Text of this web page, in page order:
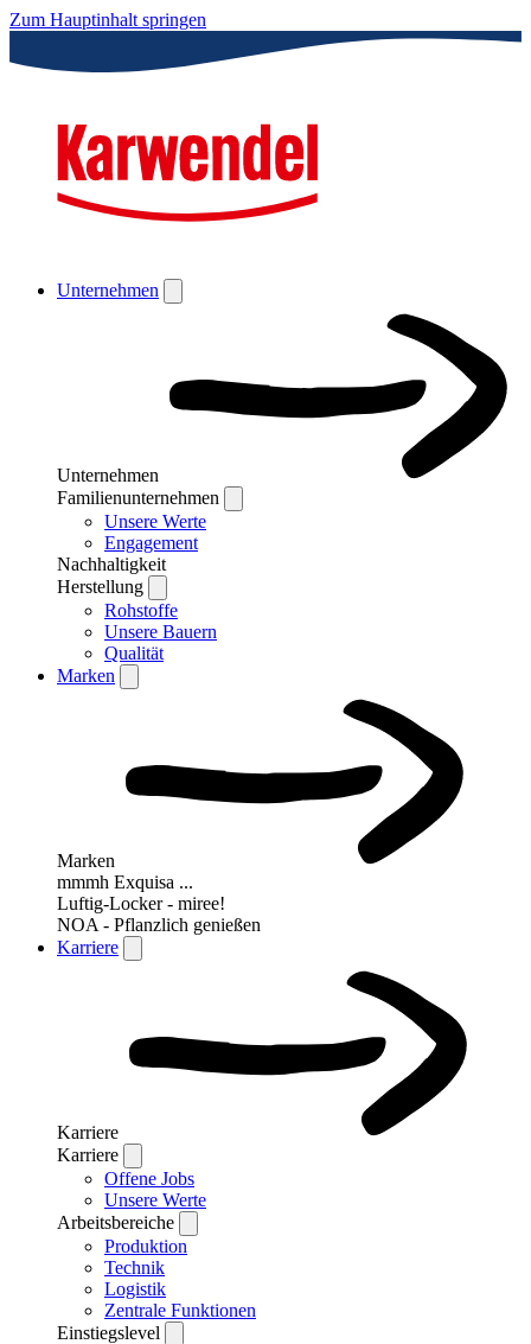
Zum Hauptinhalt springen
Unternehmen
Unternehmen
Familienunternehmen
Unsere Werte
Engagement
Nachhaltigkeit
Herstellung
Rohstoffe
Unsere Bauern
Qualität
Marken
Marken
mmmh Exquisa ...
Luftig-Locker - miree!
NOA - Pflanzlich genießen
Karriere
Karriere
Karriere
Offene Jobs
Unsere Werte
Arbeitsbereiche
Produktion
Technik
Logistik
Zentrale Funktionen
Einstiegslevel